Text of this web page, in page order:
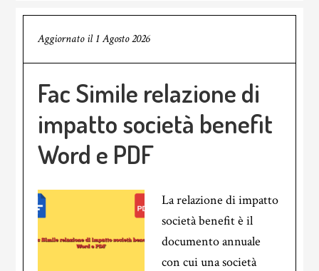
Aggiornato il 1 Agosto 2026
Fac Simile relazione di
impatto società benefit
Word e PDF
La relazione di impatto
società benefit è il
documento annuale
con cui una società